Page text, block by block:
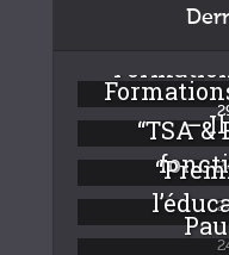
– Il
“TSA